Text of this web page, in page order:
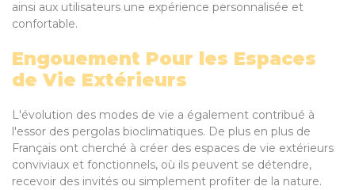
ainsi aux utilisateurs une expérience personnalisée et
confortable.
Engouement Pour les Espaces
de Vie Extérieurs
L'évolution des modes de vie a également contribué à
l'essor des pergolas bioclimatiques. De plus en plus de
Français ont cherché à créer des espaces de vie extérieurs
conviviaux et fonctionnels, où ils peuvent se détendre,
recevoir des invités ou simplement profiter de la nature.